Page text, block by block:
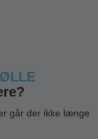
går der ikke længe